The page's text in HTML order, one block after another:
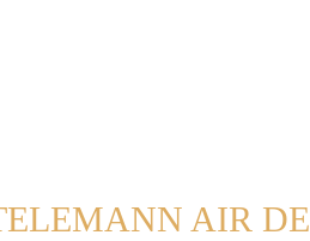
AIR DE